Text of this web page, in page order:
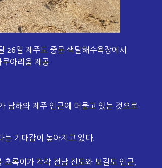
26일 제주도 중문 색달해수욕장에서
아리움 제공
남해와 제주 인근에 머물고 있는 것으로
는 기대감이 높아지고 있다.
록이가 각각 전남 진도와 보길도 인근,